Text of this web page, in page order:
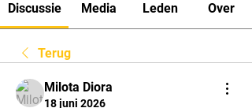
Discussie Media Leden Over
Terug
Milota Diora
18 juni 2026